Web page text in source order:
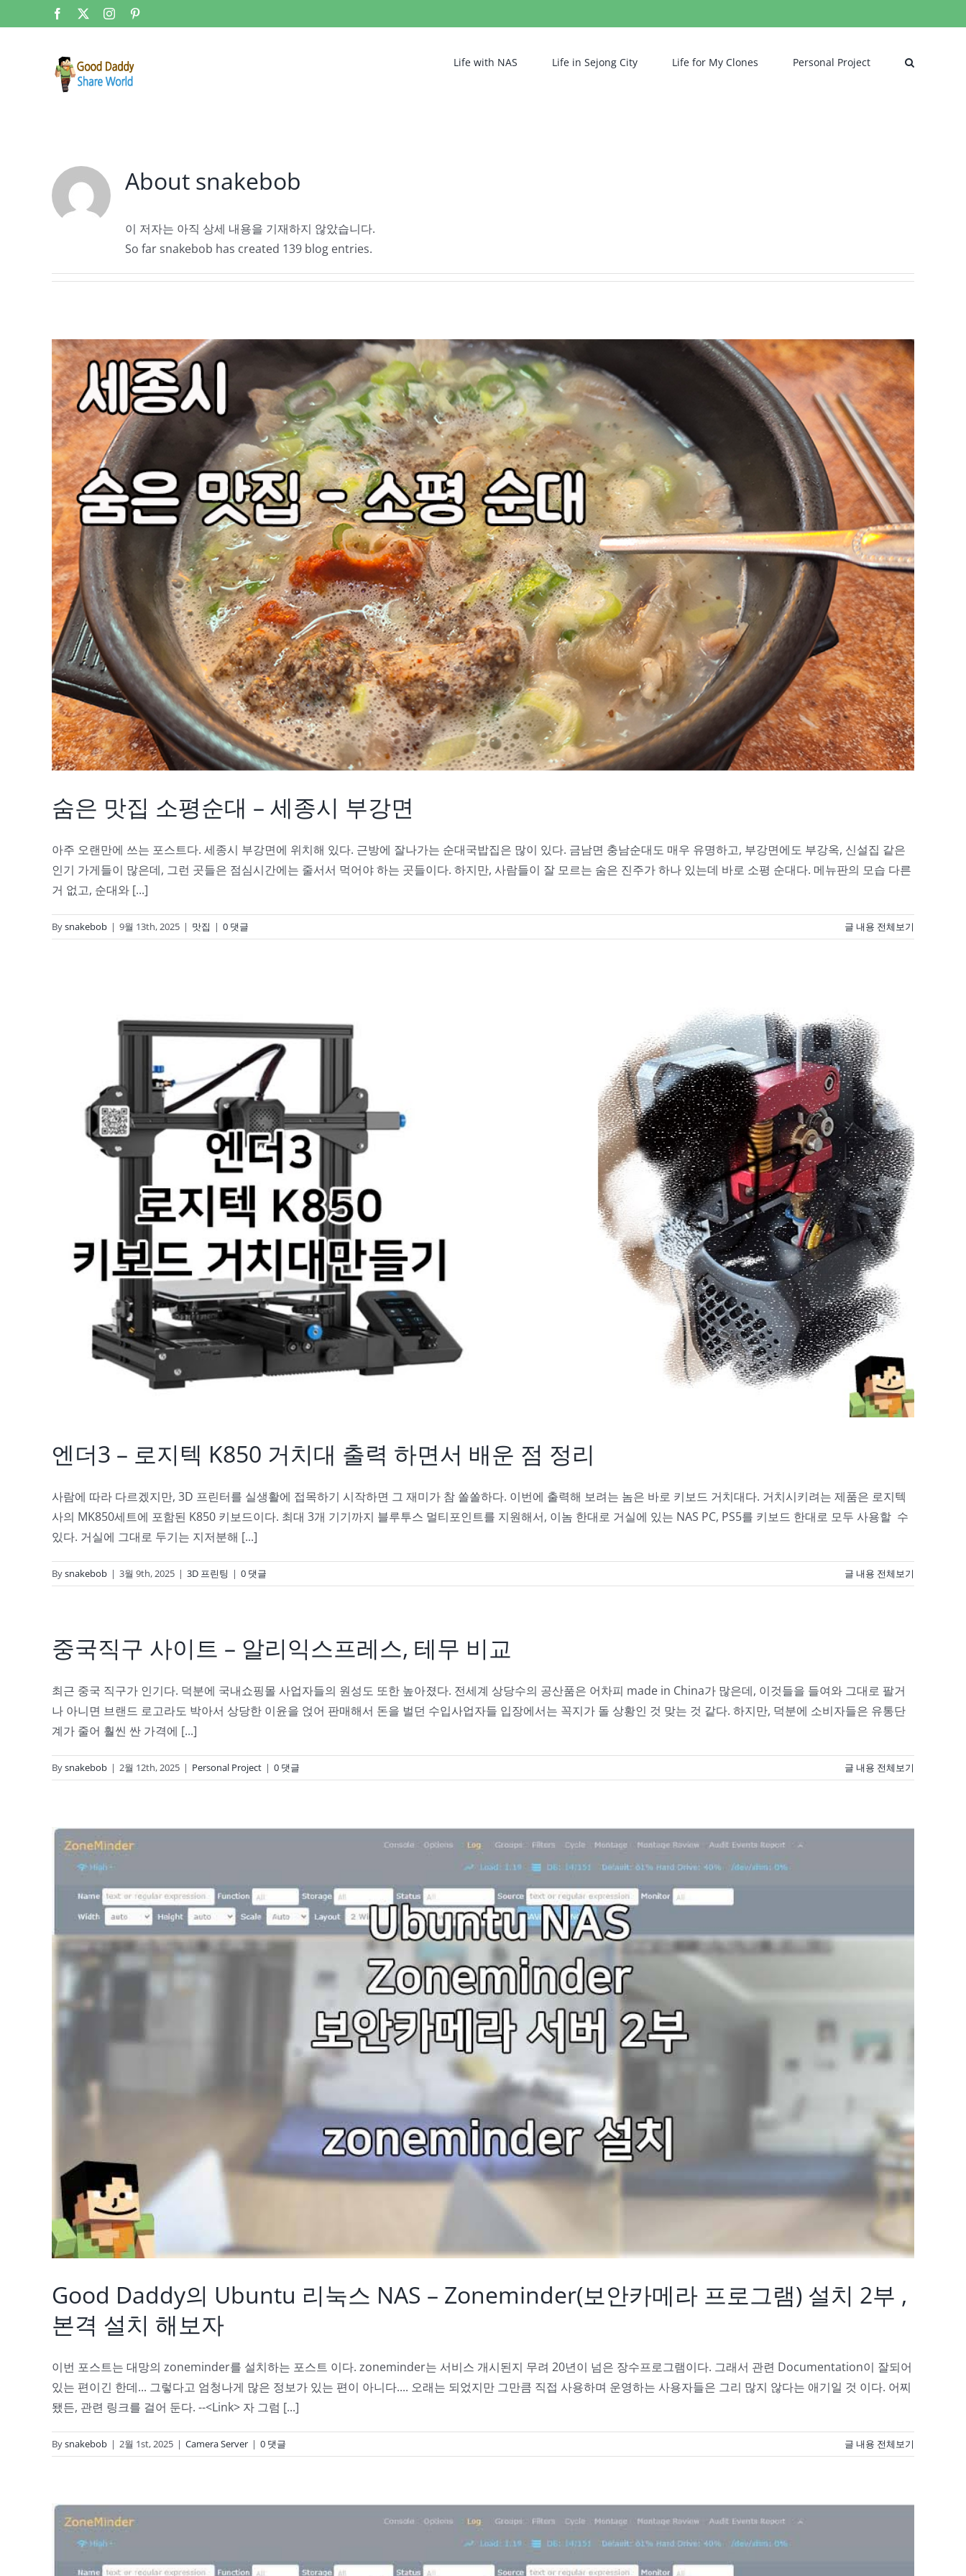
텐
Facebook Instagram
Life with NAS Life in Sejong City Life for My Clones Personal Project
About snakebob
이 저자는 아직 상세 내용을 기재하지 않았습니다.
So far snakebob has created 139 blog entries.
숨은 맛집 소평순대 – 세종시 부강면
아주 오랜만에 쓰는 포스트다. 세종시 부강면에 위치해 있다. 근방에 잘나가는 순대국밥집은 많이 있다. 금남면 충남순대도 매우 유명하고, 부강면에도 부강옥, 신설집 같은
인기 가게들이 많은데, 그런 곳들은 점심시간에는 줄서서 먹어야 하는 곳들이다. 하지만, 사람들이 잘 모르는 숨은 진주가 하나 있는데 바로 소평 순대다. 메뉴판의 모습 다른
거 없고, 순대와 [...]
Bysnakebob | 9월 13th, 2025 | 맛집 | 0 댓글 글 내용 전체보기
엔더3 – 로지텍 K850 거치대 출력 하면서 배운 점 정리
사람에 따라 다르겠지만, 3D 프린터를 실생활에 접목하기 시작하면 그 재미가 참 쏠쏠하다. 이번에 출력해 보려는 놈은 바로 키보드 거치대다. 거치시키려는 제품은 로지텍
사의 MK850세트에 포함된 K850 키보드이다. 최대 3개 기기까지 블루투스 멀티포인트를 지원해서, 이놈 한대로 거실에 있는 NAS PC, PS5를 키보드 한대로 모두 사용할 수
있다. 거실에 그대로 두기는 지저분해 [...]
Bysnakebob | 3월 9th, 2025 | 3D 프린팅 | 0 댓글 글 내용 전체보기
중국직구 사이트 – 알리익스프레스, 테무 비교
최근 중국 직구가 인기다. 덕분에 국내쇼핑몰 사업자들의 원성도 또한 높아졌다. 전세계 상당수의 공산품은 어차피 made in China가 많은데, 이것들을 들여와 그대로 팔거
나 아니면 브랜드 로고라도 박아서 상당한 이윤을 얹어 판매해서 돈을 벌던 수입사업자들 입장에서는 꼭지가 돌 상황인 것 맞는 것 같다. 하지만, 덕분에 소비자들은 유통단
계가 줄어 훨씬 싼 가격에 [...]
Bysnakebob | 2월 12th, 2025 | Personal Project | 0 댓글 글 내용 전체보기
Good Daddy의 Ubuntu 리눅스 NAS – Zoneminder(보안카메라 프로그램) 설치 2부 ,
본격 설치 해보자
이번 포스트는 대망의 zoneminder를 설치하는 포스트 이다. zoneminder는 서비스 개시된지 무려 20년이 넘은 장수프로그램이다. 그래서 관련 Documentation이 잘되어
있는 편이긴 한데... 그렇다고 엄청나게 많은 정보가 있는 편이 아니다.... 오래는 되었지만 그만큼 직접 사용하며 운영하는 사용자들은 그리 많지 않다는 애기일 것 이다. 어찌
됐든, 관련 링크를 걸어 둔다. --<Link> 자 그럼 [...]
Bysnakebob | 2월 1st, 2025 | Camera Server | 0 댓글 글 내용 전체보기